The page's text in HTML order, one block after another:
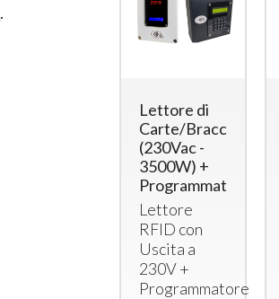
Lettore di
Carte/Braccialetti
(230Vac -
3500W) +
Programmatore
Lettore
RFID con
Uscita a
230V +
Programmatore
.